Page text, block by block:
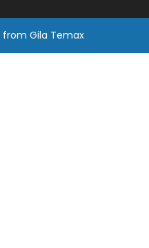
from Gila Temax